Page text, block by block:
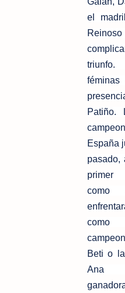
el
Patiño.
España
pasado,
primer
como
como
Beti o
Ana